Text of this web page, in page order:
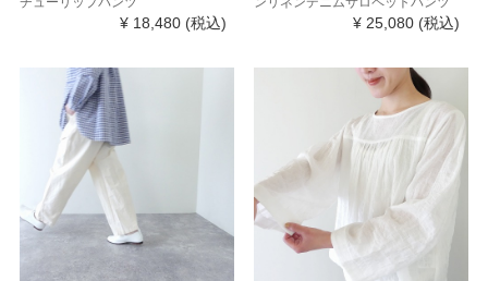
¥ 18,480 (税込) ¥ 25,080 (税込)